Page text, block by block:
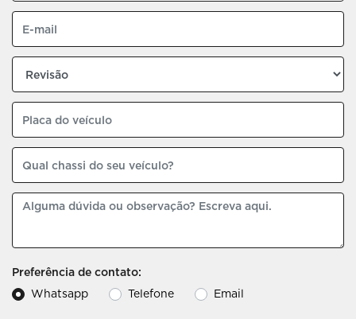
Preferência de contato:
Whatsapp
Telefone Email